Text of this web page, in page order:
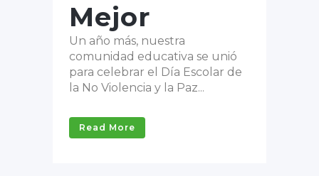
Mejor
Un año más, nuestra
comunidad educativa se unió
para celebrar el Día Escolar de
la No Violencia y la Paz...
Read More